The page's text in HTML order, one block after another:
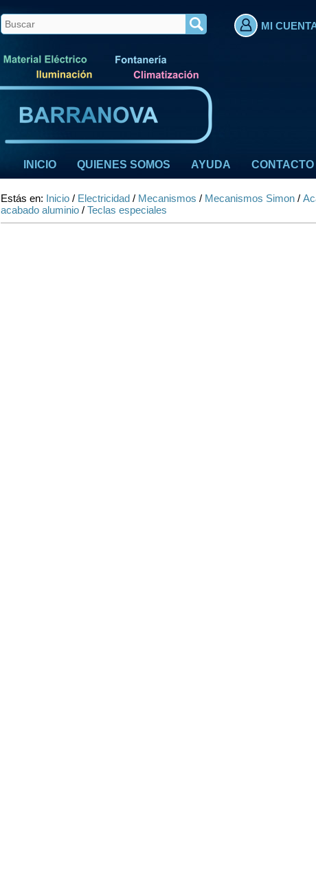
MI
INICIO QUIENES SOMOS AYUDA CONTACTO
Estás en: Inicio / Electricidad / Mecanismos / Mecanismos Simon /
acabado aluminio / Teclas especiales